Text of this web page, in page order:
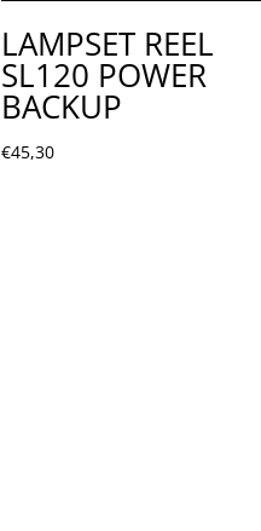
LAMPSET REEL
SL120 POWER
BACKUP
€45,30